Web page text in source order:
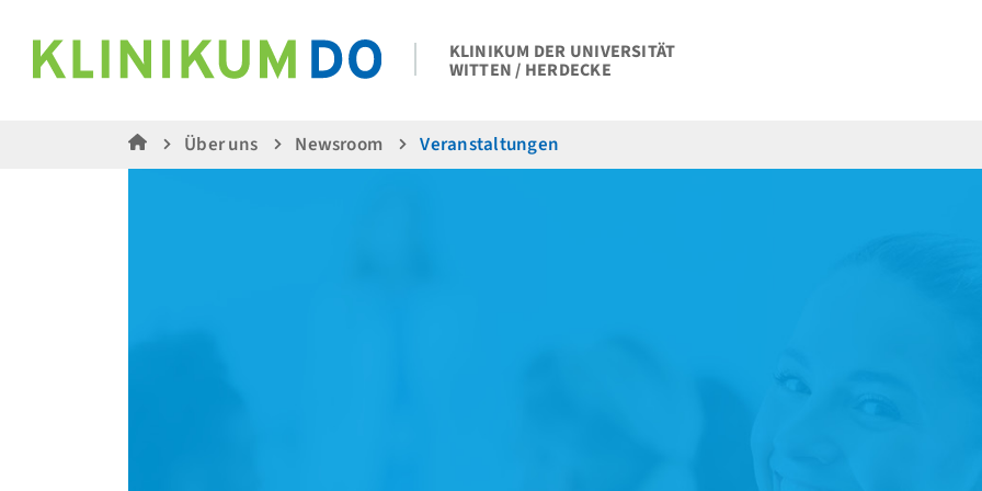
KLINIKUM DER UNIVERSITÄT
WITTEN / HERDECKE
Über uns Newsroom Veranstaltungen